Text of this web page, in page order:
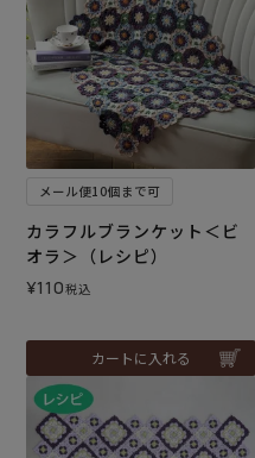
メール便10個まで可
カラフルブランケット＜ビ
オラ＞（レシピ）
¥110税込
カートに入れる